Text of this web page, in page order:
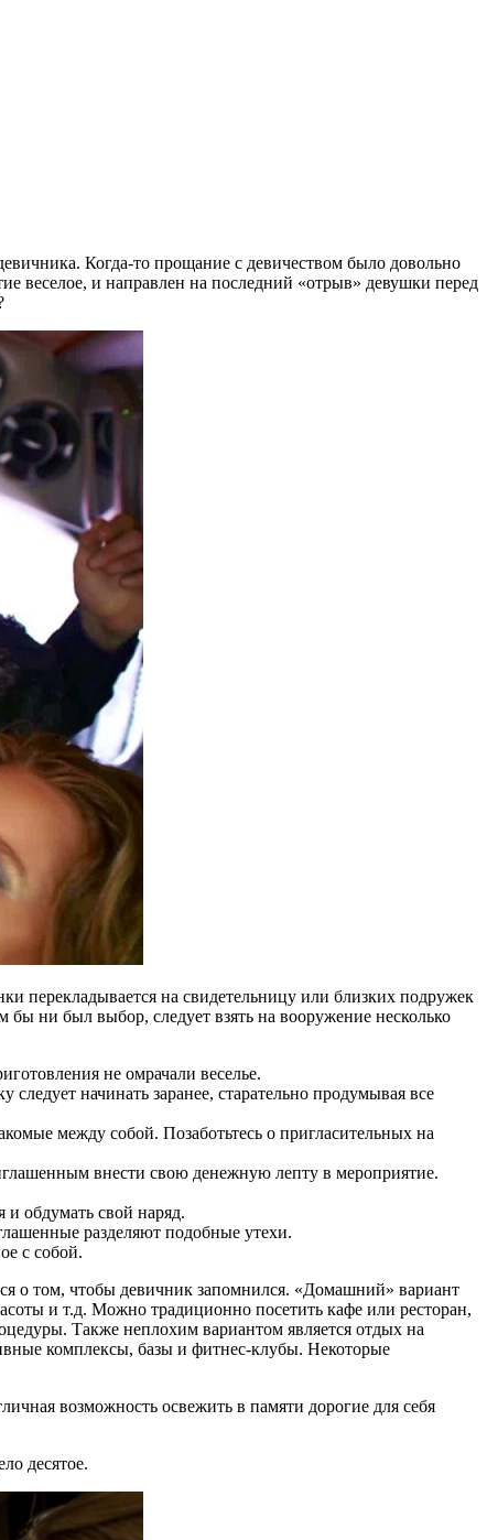
Когда-то прощание с девичеством было довольно
веселое, и направлен на последний «отрыв» девушки перед
перекладывается на свидетельницу или близких подружек
ни был выбор, следует взять на вооружение несколько
не омрачали веселье.
следует начинать заранее, старательно продумывая все
между собой. Позаботьтесь о пригласительных на
внести свою денежную лепту в мероприятие.
и обдумать свой наряд.
разделяют подобные утехи.
с собой.
о том, чтобы девичник запомнился. «Домашний» вариант
и т.д. Можно традиционно посетить кафе или ресторан,
Также неплохим вариантом является отдых на
комплексы, базы и фитнес-клубы. Некоторые
возможность освежить в памяти дорогие для себя
десятое.